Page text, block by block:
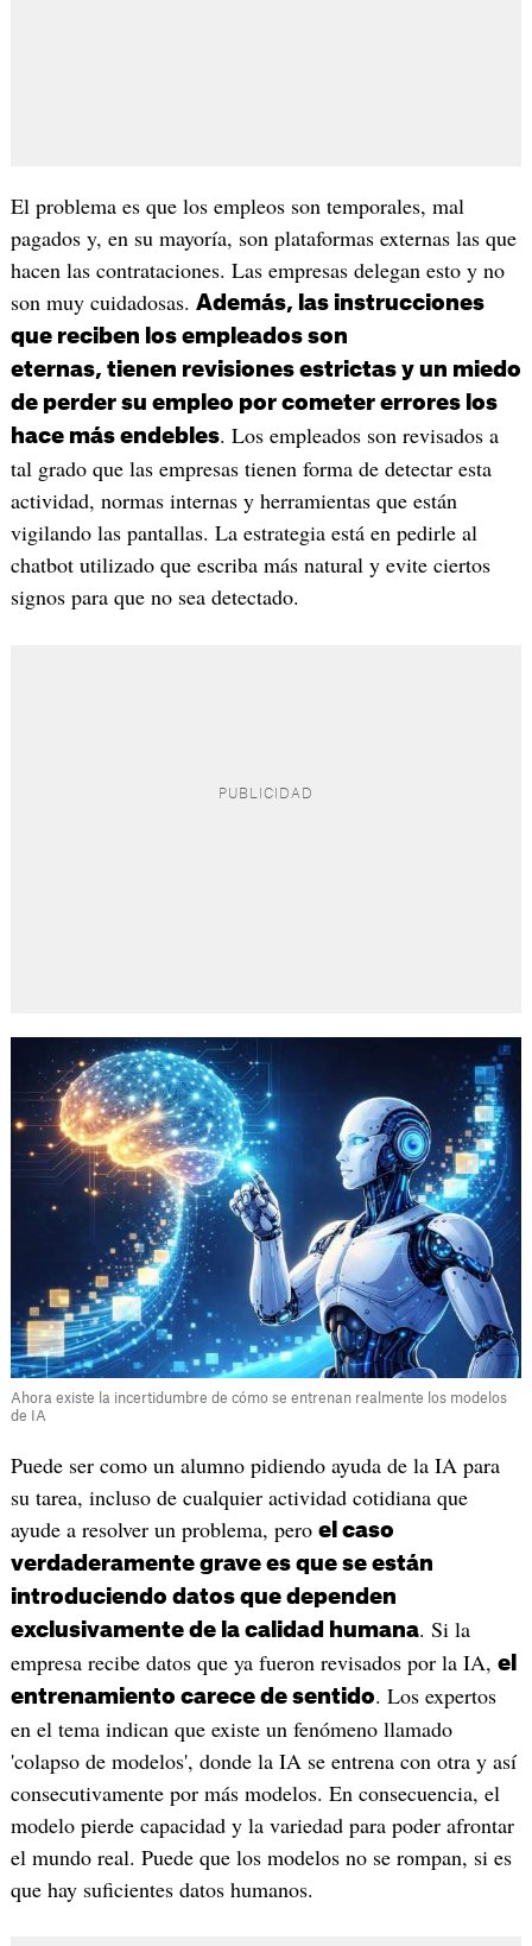
El problema es que los empleos son temporales, mal
pagados y, en su mayoría, son plataformas externas las que
hacen las contrataciones. Las empresas delegan esto y no
son muy cuidadosas. Además, las instrucciones
que reciben los empleados son
eternas, tienen revisiones estrictas y un miedo
de perder su empleo por cometer errores los
hace más endebles. Los empleados son revisados a
tal grado que las empresas tienen forma de detectar esta
actividad, normas internas y herramientas que están
vigilando las pantallas. La estrategia está en pedirle al
chatbot utilizado que escriba más natural y evite ciertos
signos para que no sea detectado.
Ahora existe la incertidumbre de cómo se entrenan realmente los modelos
de IA
Puede ser como un alumno pidiendo ayuda de la IA para
su tarea, incluso de cualquier actividad cotidiana que
ayude a resolver un problema, pero el caso
verdaderamente grave es que se están
introduciendo datos que dependen
exclusivamente de la calidad humana. Si la
empresa recibe datos que ya fueron revisados por la IA, el
entrenamiento carece de sentido. Los expertos
en el tema indican que existe un fenómeno llamado
'colapso de modelos', donde la IA se entrena con otra y así
consecutivamente por más modelos. En consecuencia, el
modelo pierde capacidad y la variedad para poder afrontar
el mundo real. Puede que los modelos no se rompan, si es
que hay suficientes datos humanos.